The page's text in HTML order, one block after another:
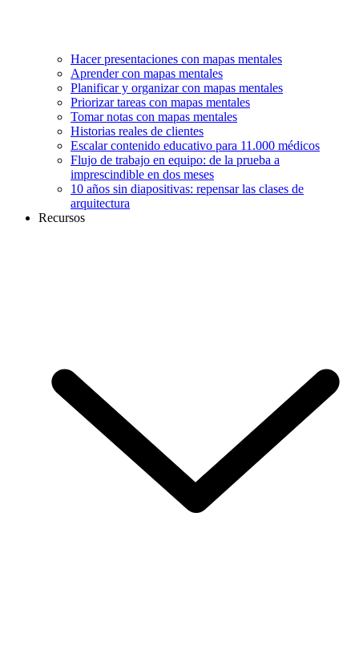
Hacer presentaciones con mapas mentales
Aprender con mapas mentales
Planificar y organizar con mapas mentales
Priorizar tareas con mapas mentales
Tomar notas con mapas mentales
Historias reales de clientes
Escalar contenido educativo para 11.000 médicos
Flujo de trabajo en equipo: de la prueba a
imprescindible en dos meses
10 años sin diapositivas: repensar las clases de
arquitectura
Recursos